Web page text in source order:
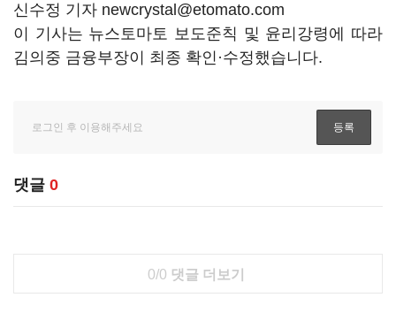
신수정 기자 newcrystal@etomato.com
이 기사는 뉴스토마토 보도준칙 및 윤리강령에 따라
김의중 금융부장이 최종 확인·수정했습니다.
댓글 0
0/0 댓글 더보기